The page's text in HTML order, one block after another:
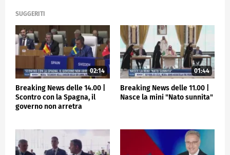
SUGGERITI
02:14
Breaking News delle 14.00 |
Scontro con la Spagna, il
governo non arretra
01:44
Breaking News delle 11.00 |
Nasce la mini "Nato sunnita"